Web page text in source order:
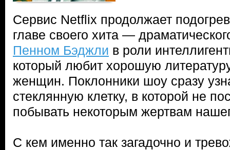
Сервис Netflix продолжает
главе своего хита —
Пенном Бэджли в роли
который любит хорошую
женщин. Поклонники шоу сразу
стеклянную клетку, в которой не
побывать некоторым жертвам
С кем именно так загадочно и